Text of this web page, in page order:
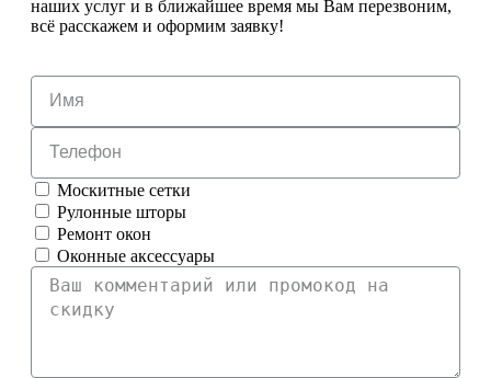
наших услуг и в ближайшее время мы Вам перезвоним,
всё расскажем и оформим заявку!
Москитные сетки
Рулонные шторы
Ремонт окон
Оконные аксессуары